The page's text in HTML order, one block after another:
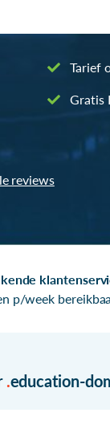
Tarief
Gratis
reviews
p/week
.education-